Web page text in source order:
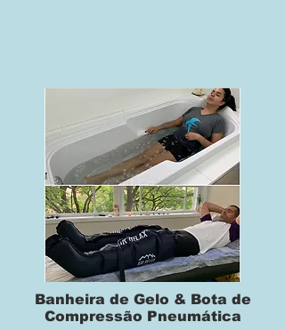
Banheira de Gelo & Bota de
Compressão Pneumática